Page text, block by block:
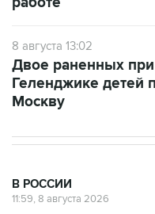
8 августа 13:02
Двое раненных
Геленджике детей
Москву
В РОССИИ
11:59, 8 августа 2026